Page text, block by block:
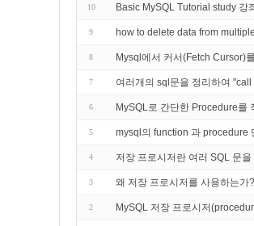
10 Basic MySQL Tutorial study 강
9 how to delete data from
8 Mysql에서 커서(Fetch Cursor)
7 여러개의 sql문을 정리하여
6 MySQL로 간단한 Procedure를
5 mysql의 function 과 procedure
4 저장 프로시저란 여러 SQL 문
3 왜 저장 프로시저를 사용하는가?
2 MySQL 저장 프로시저